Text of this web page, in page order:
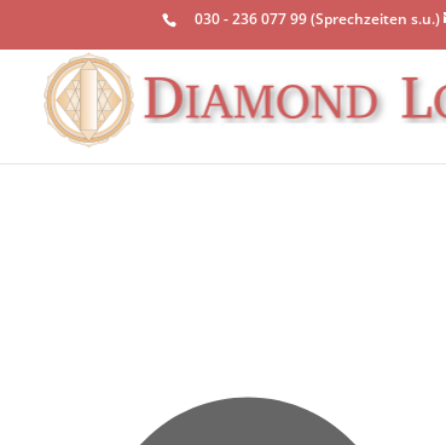
Einwilligung verwalten 030 - 236 077 99 (Sprechzeiten s.u.)